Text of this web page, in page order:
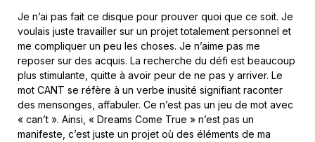
Je n’ai pas fait ce disque pour prouver quoi que ce soit. Je
voulais juste travailler sur un projet totalement personnel et
me compliquer un peu les choses. Je n’aime pas me
reposer sur des acquis. La recherche du défi est beaucoup
plus stimulante, quitte à avoir peur de ne pas y arriver. Le
mot CANT se réfère à un verbe inusité signifiant raconter
des mensonges, affabuler. Ce n’est pas un jeu de mot avec
« can’t ». Ainsi, « Dreams Come True » n’est pas un
manifeste, c’est juste un projet où des éléments de ma